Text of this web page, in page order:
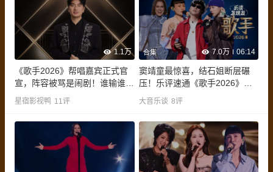
1.1万
《歌手2026》帮唱嘉宾正式官
宣，阵容被骂是闹剧！谁输谁赢
一目了然
星宿影视鸭 11评
合集 7.0万 06:14
窦靖童最惊喜，结石姐断层碾
压！乐评速通《歌手2026》第
二期
大音乐谈 8评